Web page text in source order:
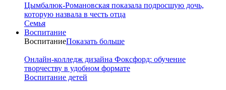
Цымбалюк-Романовская показала подросшую дочь,
которую назвала в честь отца
Семья
Воспитание
ВоспитаниеПоказать больше
Онлайн-колледж дизайна Фоксфорд: обучение
творчеству в удобном формате
Воспитание детей